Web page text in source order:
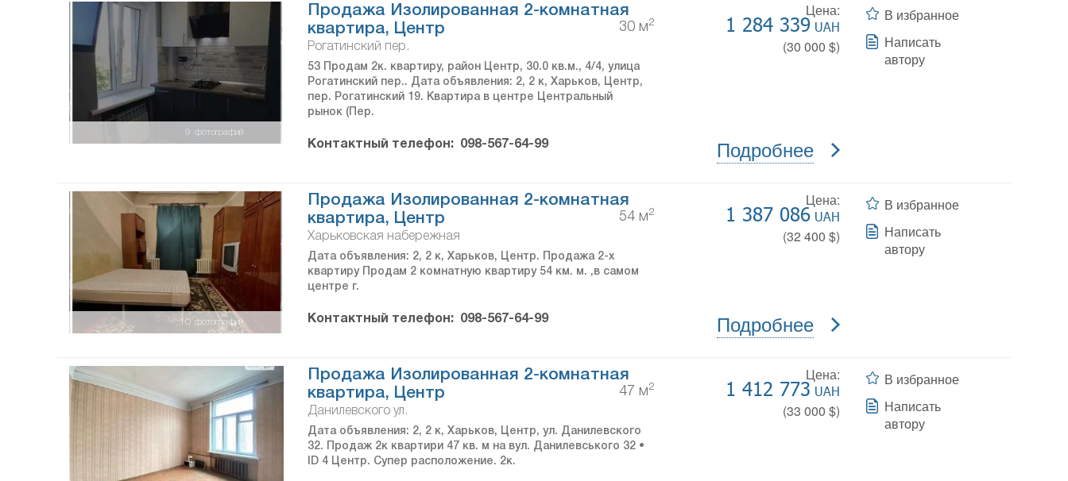
фотографий
9
Продажа Изолированная 2-комнатная
квартира, Центр
30 м2
Рогатинский пер.
53 Продам 2к. квартиру, район Центр, 30.0 кв.м., 4/4, улица
Рогатинский пер.. Дата объявления: 2, 2 к, Харьков, Центр,
пер. Рогатинский 19. Квартира в центре Центральный
рынок (Пер.
Цена:
1 284 339 UAH
(30 000 $)
Контактный телефон: 098-567-64-99 Подробнее
В избранное
Написать
автору
фотографий
10
Продажа Изолированная 2-комнатная
квартира, Центр
54 м2
Харьковская набережная
Дата объявления: 2, 2 к, Харьков, Центр. Продажа 2-х
квартиру Продам 2 комнатную квартиру 54 км. м. ,в самом
центре г.
Цена:
1 387 086UAH
(32 400 $)
Контактный телефон: 098-567-64-99 Подробнее
В избранное
Написать
автору
Продажа Изолированная 2-комнатная
квартира, Центр
47 м2
Данилевского ул.
Дата объявления: 2, 2 к, Харьков, Центр, ул. Данилевского
32. Продаж 2к квартири 47 кв. м на вул. Данилевського 32 •
ID 4 Центр. Супер расположение. 2к.
Цена:
1 412 773 UAH
(33 000 $)
В избранное
Написать
автору